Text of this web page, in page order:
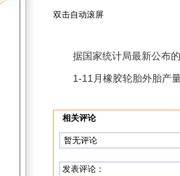
双击自动滚屏
据国家统计局最新公布
1-11月橡胶轮胎外胎产
相关评论
暂无评论
发表评论：